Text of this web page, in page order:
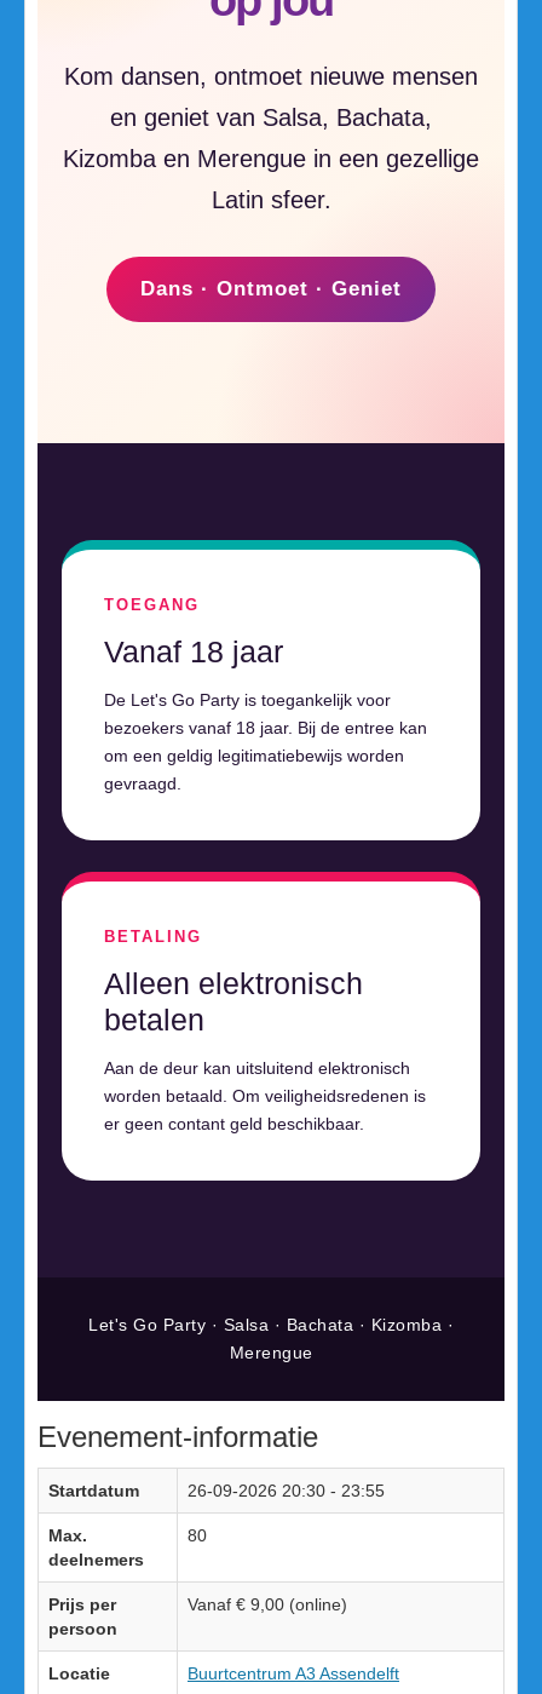
Kom dansen, ontmoet nieuwe mensen
en geniet van Salsa, Bachata,
Kizomba en Merengue in een gezellige
Latin sfeer.
Dans · Ontmoet · Geniet
TOEGANG
Vanaf 18 jaar
De Let's Go Party is toegankelijk voor
bezoekers vanaf 18 jaar. Bij de entree kan
om een geldig legitimatiebewijs worden
gevraagd.
BETALING
Alleen elektronisch
betalen
Aan de deur kan uitsluitend elektronisch
worden betaald. Om veiligheidsredenen is
er geen contant geld beschikbaar.
Let's Go Party · Salsa · Bachata · Kizomba ·
Merengue
Evenement-informatie
Startdatum 26-09-2026 20:30 - 23:55
Max.
deelnemers
80
Prijs per
persoon
Vanaf € 9,00 (online)
Locatie Buurtcentrum A3 Assendelft